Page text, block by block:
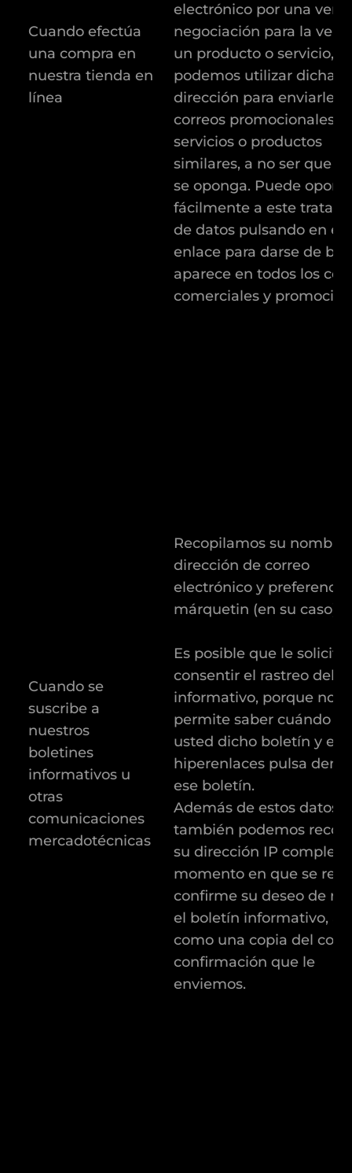
Cuando efectúa
una compra en
nuestra tienda en
línea
electrónico por una
negociación para la
un producto o servicio,
podemos utilizar dicha
dirección para enviarle
correos promocionales
servicios o productos
similares, a no ser que
se oponga. Puede
fácilmente a este
de datos pulsando en el
enlace para darse de
aparece en todos los
comerciales y
Cuando se
suscribe a
nuestros
boletines
informativos u
otras
comunicaciones
mercadotécnicas
Recopilamos su nombre,
dirección de correo
electrónico y
márquetin (en su caso).
Es posible que le
consentir el rastreo del
informativo, porque nos
permite saber cuándo
usted dicho boletín y en
hiperenlaces pulsa
ese boletín.
Además de estos datos,
también podemos
su dirección IP
momento en que se
confirme su deseo de
el boletín informativo, así
como una copia del
confirmación que le
enviemos.